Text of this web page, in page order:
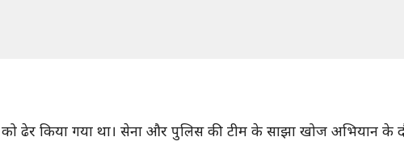
ढेर किया गया था। सेना और पुलिस की टीम के साझा खोज अभियान के